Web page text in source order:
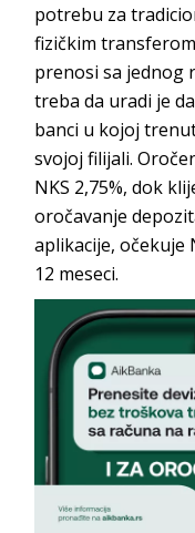
potrebu za
fizičkim
prenosi sa jednog
treba da uradi je
banci u kojoj
svojoj filijali.
NKS 2,75%, dok
oročavanje
aplikacije, očekuje
12 meseci.